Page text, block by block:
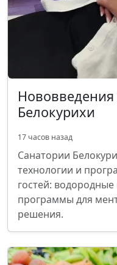
Нововведения
Белокурихи
17 часов назад
Санатории
технологии и
гостей:
программы для
решения.